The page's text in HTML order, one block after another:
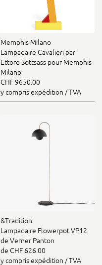
Memphis Milano
Lampadaire Cavalieri par
Ettore Sottsass pour Memphis
Milano
CHF 9650.00
y compris expédition / TVA
&Tradition
Lampadaire Flowerpot VP12
de Verner Panton
de CHF 626.00
y compris expédition / TVA